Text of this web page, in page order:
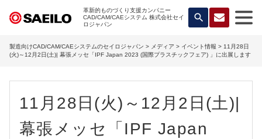
革新的ものづくり支援カンパニー
CAD/CAM/CAEシステム 株式会社セイ
ロジャパン
search
製造向けCAD/CAM/CAEシステムのセイロジャパン > メディア > イベント情報 > 11月28日
(火)～12月2日(土)| 幕張メッセ「IPF Japan 2023 (国際プラスチックフェア) 」に出展します
11月28日(火)～12月2日(土)|
幕張メッセ「IPF Japan